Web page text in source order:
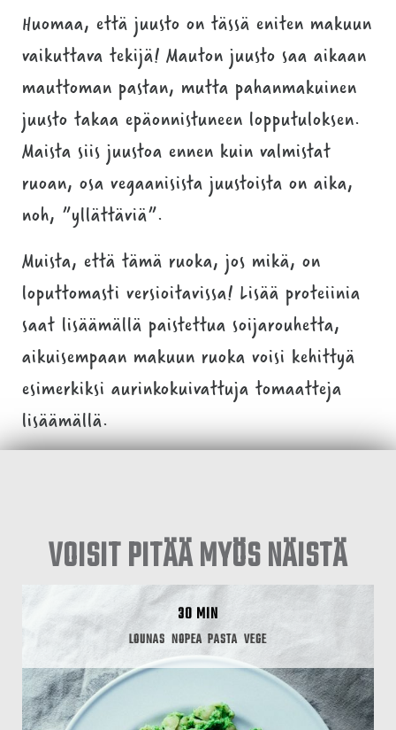
Huomaa, että juusto on tässä eniten makuun
vaikuttava tekijä! Mauton juusto saa aikaan
mauttoman pastan, mutta pahanmakuinen
juusto takaa epäonnistuneen lopputuloksen.
Maista siis juustoa ennen kuin valmistat
ruoan, osa vegaanisista juustoista on aika,
noh, ”yllättäviä”.
Muista, että tämä ruoka, jos mikä, on
loputtomasti versioitavissa! Lisää proteiinia
saat lisäämällä paistettua soijarouhetta,
aikuisempaan makuun ruoka voisi kehittyä
esimerkiksi aurinkokuivattuja tomaatteja
lisäämällä.
VOISIT PITÄÄ MYÖS NÄISTÄ
30 MIN
LOUNAS NOPEA PASTA VEGE